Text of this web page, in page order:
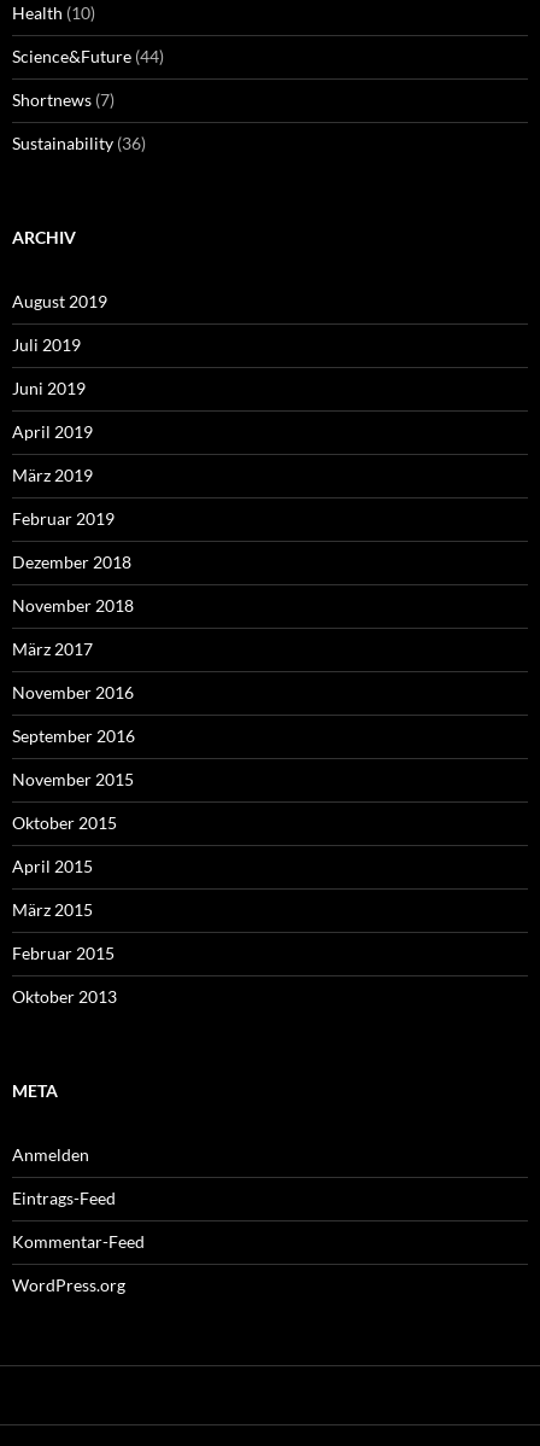
Health (10)
Science&Future (44)
Shortnews (7)
Sustainability (36)
ARCHIV
August 2019
Juli 2019
Juni 2019
April 2019
März 2019
Februar 2019
Dezember 2018
November 2018
März 2017
November 2016
September 2016
November 2015
Oktober 2015
April 2015
März 2015
Februar 2015
Oktober 2013
META
Anmelden
Eintrags-Feed
Kommentar-Feed
WordPress.org